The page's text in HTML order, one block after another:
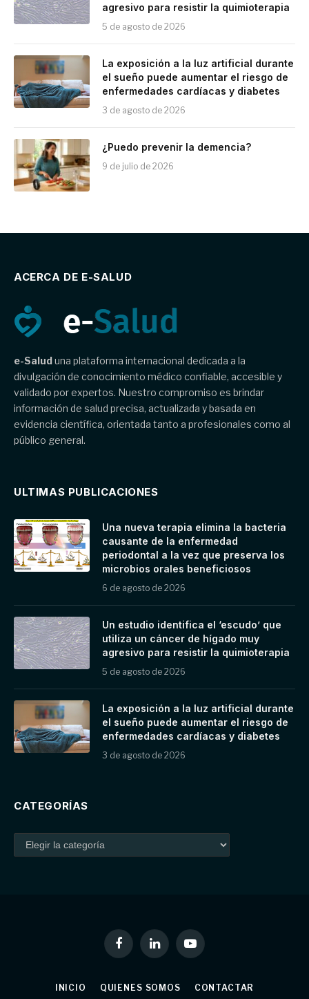
agresivo para resistir la quimioterapia
5 de agosto de 2026
La exposición a la luz artificial durante
el sueño puede aumentar el riesgo de
enfermedades cardíacas y diabetes
3 de agosto de 2026
¿Puedo prevenir la demencia?
9 de julio de 2026
ACERCA DE E-SALUD
e-Saluduna plataforma internacional dedicada a la
divulgación de conocimiento médico confiable, accesible y
validado por expertos. Nuestro compromiso es brindar
información de salud precisa, actualizada y basada en
evidencia científica, orientada tanto a profesionales como al
público general.
ULTIMAS PUBLICACIONES
Una nueva terapia elimina la bacteria
causante de la enfermedad
periodontal a la vez que preserva los
microbios orales beneficiosos
6 de agosto de 2026
Un estudio identifica el ‘escudo’ que
utiliza un cáncer de hígado muy
agresivo para resistir la quimioterapia
5 de agosto de 2026
La exposición a la luz artificial durante
el sueño puede aumentar el riesgo de
enfermedades cardíacas y diabetes
3 de agosto de 2026
CATEGORÍAS
FacebookLinkedInYouTube
INICIO QUIENES SOMOS CONTACTAR